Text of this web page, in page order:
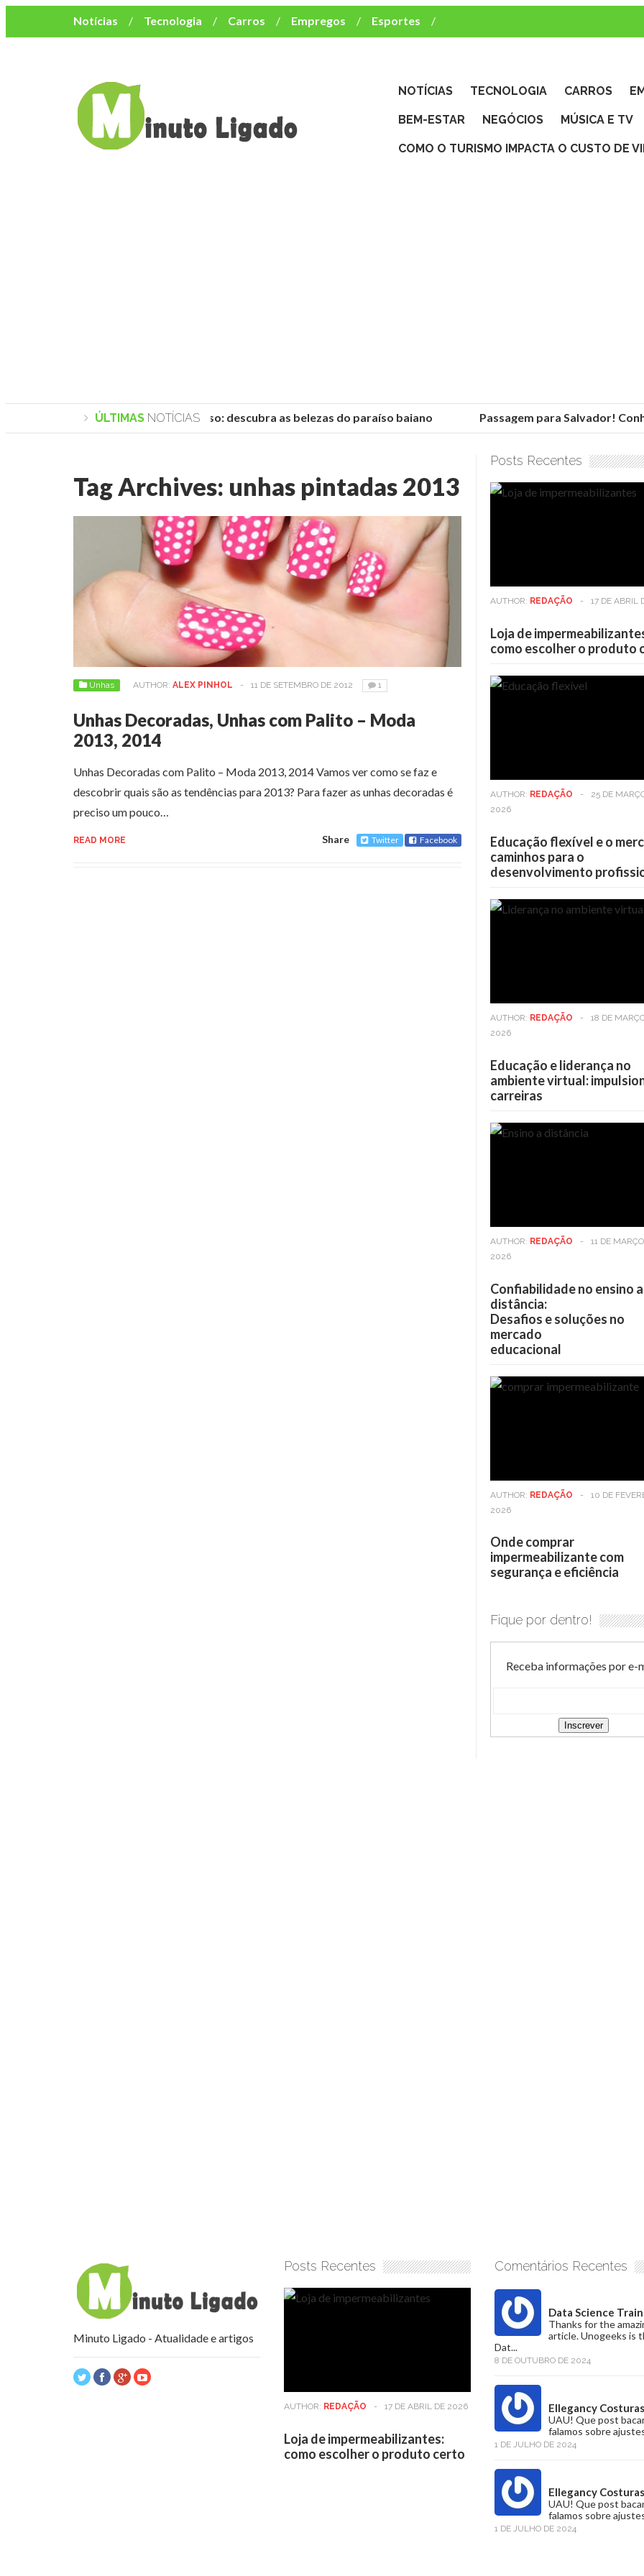
Notícias Tecnologia Carros Empregos
Esportes
Mulher
Bem-Estar Negócios
Música e TV
NOTÍCIAS TECNOLOGIA CARROS
BEM-ESTAR NEGÓCIOS MÚSICA E TV
COMO O TURISMO IMPACTA O CUSTO DE
ÚLTIMAS NOTÍCIAS
Praias de Trancoso: descubra as belezas do paraíso baiano Passagem para Salvador!
Tag Archives: unhas pintadas 2013
Unhas AUTHOR: ALEX PINHOL - 11 DE SETEMBRO DE 2012 1
Unhas Decoradas, Unhas com Palito – Moda
2013, 2014
Unhas Decoradas com Palito – Moda 2013, 2014 Vamos ver como se faz e
descobrir quais são as tendências para 2013? Para fazer as unhas decoradas é
preciso um pouco…
READ MORE Share Twitter Facebook
Posts Recentes
AUTHOR: REDAÇÃO - 17 DE ABRIL
Loja de
como escolher o produto
AUTHOR: REDAÇÃO -
25 DE
2026
Educação flexível e o
caminhos para o
desenvolvimento
AUTHOR: REDAÇÃO -
18 DE
2026
Educação e liderança no
ambiente virtual:
carreiras
AUTHOR: REDAÇÃO -
11 DE
2026
Confiabilidade no ensino a
distância:
Desafios e soluções no
mercado
educacional
AUTHOR: REDAÇÃO -
10 DE
2026
Onde comprar
impermeabilizante com
segurança e eficiência
Fique por dentro!
Receba informações por e-
Viver em
benefícios
Minuto Ligado - Atualidade e artigos
Posts Recentes
AUTHOR: REDAÇÃO - 17 DE ABRIL DE 2026
Loja de impermeabilizantes:
como escolher o produto certo
Comentários Recentes
Data Science
Thanks for the
article. Unogeeks is
Dat...
8 DE OUTUBRO DE 2024
Ellegancy Costuras
UAU! Que post
falamos sobre
1 DE JULHO DE 2024
Ellegancy Costuras
UAU! Que post
falamos sobre
1 DE JULHO DE 2024